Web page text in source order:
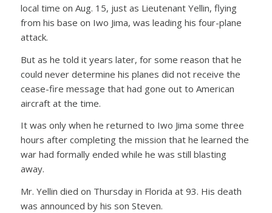
local time on Aug. 15, just as Lieutenant Yellin, flying
from his base on Iwo Jima, was leading his four-plane
attack.
But as he told it years later, for some reason that he
could never determine his planes did not receive the
cease-fire message that had gone out to American
aircraft at the time.
It was only when he returned to Iwo Jima some three
hours after completing the mission that he learned the
war had formally ended while he was still blasting
away.
Mr. Yellin died on Thursday in Florida at 93. His death
was announced by his son Steven.